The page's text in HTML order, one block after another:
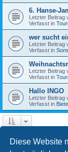
Diese Website
6. Hanse-
Letzter Beitrag
Verfasst in
wer sucht
Letzter Beitrag
Verfasst in
Letzter Beitrag
Verfasst in
Hallo INGO
Letzter Beitrag
Verfasst in Biete